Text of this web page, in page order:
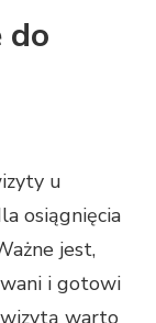
do
u
osiągnięcia
jest,
i gotowi